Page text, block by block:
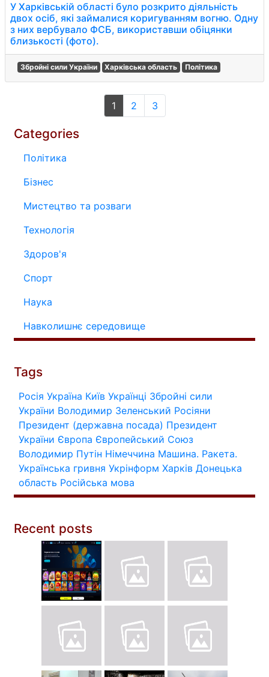
У Харківській області було розкрито діяльність
двох осіб, які займалися коригуванням вогню. Одну
з них вербувало ФСБ, використавши обіцянки
близькості (фото).
Збройні сили України Харківська область Політика
1 2 3
Categories
Політика
Бізнес
Мистецтво та розваги
Технологія
Здоров'я
Спорт
Наука
Навколишнє середовище
Tags
Росія Україна Київ Українці Збройні сили
України Володимир Зеленський Росіяни
Президент (державна посада) Президент
України Європа Європейський Союз
Володимир Путін Німеччина Машина. Ракета.
Українська гривня Укрінформ Харків Донецька
область Російська мова
Recent posts